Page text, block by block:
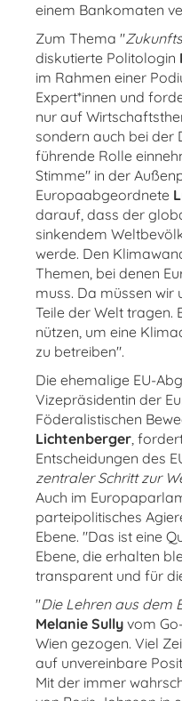
einem Bankomaten
Zum Thema "
diskutierte Politologin
im Rahmen einer
Expert*innen und
nur auf
sondern auch bei der
führende Rolle
Stimme" in der
Europaabgeordnete
darauf, dass der
sinkendem
werde. Den
Themen, bei denen
muss. Da müssen wir
Teile der Welt tragen.
nützen, um eine
zu betreiben".
Die ehemalige EU-
Vizepräsidentin der
Föderalistischen
Lichtenberger,
Entscheidungen des
zentraler Schritt zur
Auch im
parteipolitisches
Ebene. "Das ist eine
Ebene, die erhalten
transparent und für
"Die Lehren aus dem
Melanie Sully vom
Wien gezogen. Viel
auf unvereinbare
Mit der immer